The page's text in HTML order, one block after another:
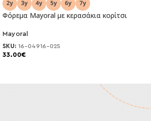
Φόρεμα Mayoral με κερασάκια κορίτσι
Mayoral
SKU: 16-04916-025
33.00€